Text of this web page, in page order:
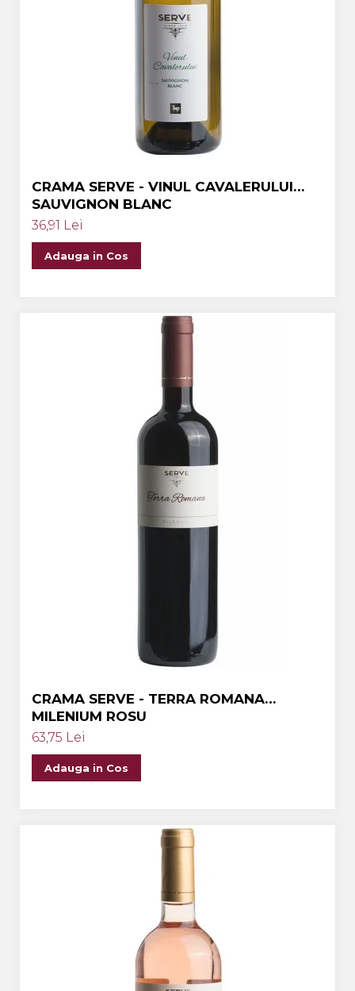
CRAMA SERVE - VINUL CAVALERULUI
SAUVIGNON BLANC
36,91 Lei
Adauga in Cos
CRAMA SERVE - TERRA ROMANA
MILENIUM ROSU
63,75 Lei
Adauga in Cos